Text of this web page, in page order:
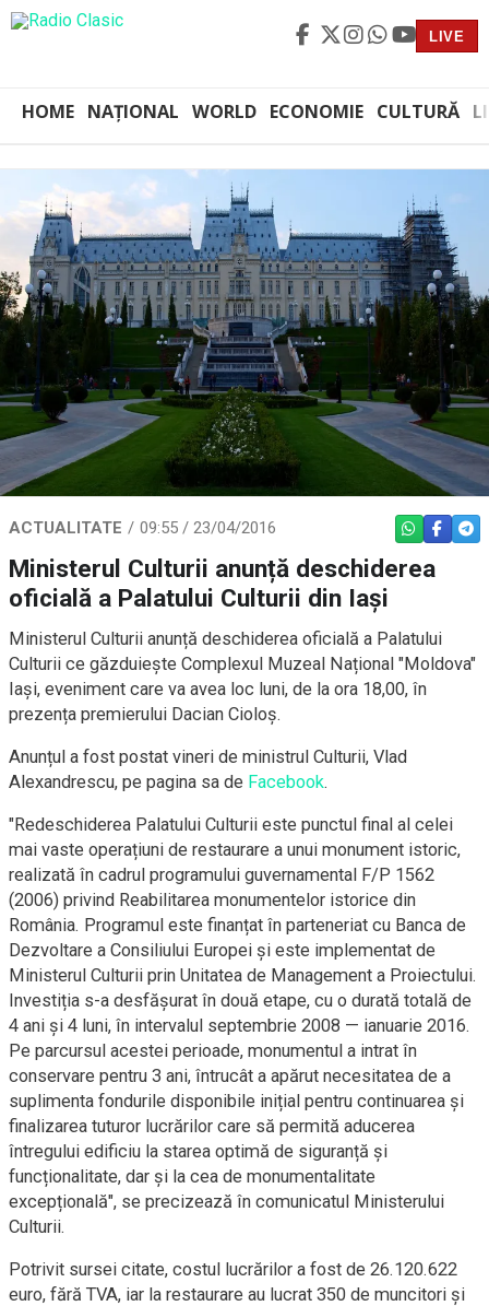
LIVE
HOME NAȚIONAL WORLD ECONOMIE CULTURĂ
ACTUALITATE 09:55 / 23/04/2016 WHATSAPP
Ministerul Culturii anunță deschiderea
oficială a Palatului Culturii din Iași
Ministerul Culturii anunță deschiderea oficială a Palatului
Culturii ce găzduiește Complexul Muzeal Național "Moldova"
Iași, eveniment care va avea loc luni, de la ora 18,00, în
prezența premierului Dacian Cioloș.
Anunțul a fost postat vineri de ministrul Culturii, Vlad
Alexandrescu, pe pagina sa de Facebook.
"Redeschiderea Palatului Culturii este punctul final al celei
mai vaste operațiuni de restaurare a unui monument istoric,
realizată în cadrul programului guvernamental F/P 1562
(2006) privind Reabilitarea monumentelor istorice din
România. Programul este finanțat în parteneriat cu Banca de
Dezvoltare a Consiliului Europei și este implementat de
Ministerul Culturii prin Unitatea de Management a Proiectului.
Investiția s-a desfășurat în două etape, cu o durată totală de
4 ani și 4 luni, în intervalul septembrie 2008 — ianuarie 2016.
Pe parcursul acestei perioade, monumentul a intrat în
conservare pentru 3 ani, întrucât a apărut necesitatea de a
suplimenta fondurile disponibile inițial pentru continuarea și
finalizarea tuturor lucrărilor care să permită aducerea
întregului edificiu la starea optimă de siguranță și
funcționalitate, dar și la cea de monumentalitate
excepțională", se precizează în comunicatul Ministerului
Culturii.
Potrivit sursei citate, costul lucrărilor a fost de 26.120.622
euro, fără TVA, iar la restaurare au lucrat 350 de muncitori și